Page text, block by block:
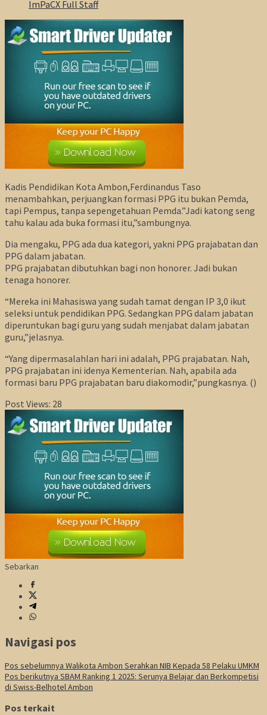
ImPaCX Full Staff
Kadis Pendidikan Kota Ambon,Ferdinandus Taso
menambahkan, perjuangkan formasi PPG itu bukan Pemda,
tapi Pempus, tanpa sepengetahuan Pemda.”Jadi katong seng
tahu kalau ada buka formasi itu,”sambungnya.
Dia mengaku, PPG ada dua kategori, yakni PPG prajabatan dan
PPG dalam jabatan.
PPG prajabatan dibutuhkan bagi non honorer. Jadi bukan
tenaga honorer.
“Mereka ini Mahasiswa yang sudah tamat dengan IP 3,0 ikut
seleksi untuk pendidikan PPG. Sedangkan PPG dalam jabatan
diperuntukan bagi guru yang sudah menjabat dalam jabatan
guru,”jelasnya.
“Yang dipermasalahlan hari ini adalah, PPG prajabatan. Nah,
PPG prajabatan ini idenya Kementerian. Nah, apabila ada
formasi baru PPG prajabatan baru diakomodir,”pungkasnya. ()
Post Views: 28
Sebarkan
Navigasi pos
Pos sebelumnya Walikota Ambon Serahkan NIB Kepada 58 Pelaku UMKM
Pos berikutnya SBAM Ranking 1 2025: Serunya Belajar dan Berkompetisi
di Swiss-Belhotel Ambon
Pos terkait